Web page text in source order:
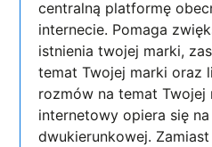
centralną platformę
internecie. Pomaga
istnienia twojej marki,
temat Twojej marki oraz
rozmów na temat Twojej
internetowy opiera się
dwukierunkowej.